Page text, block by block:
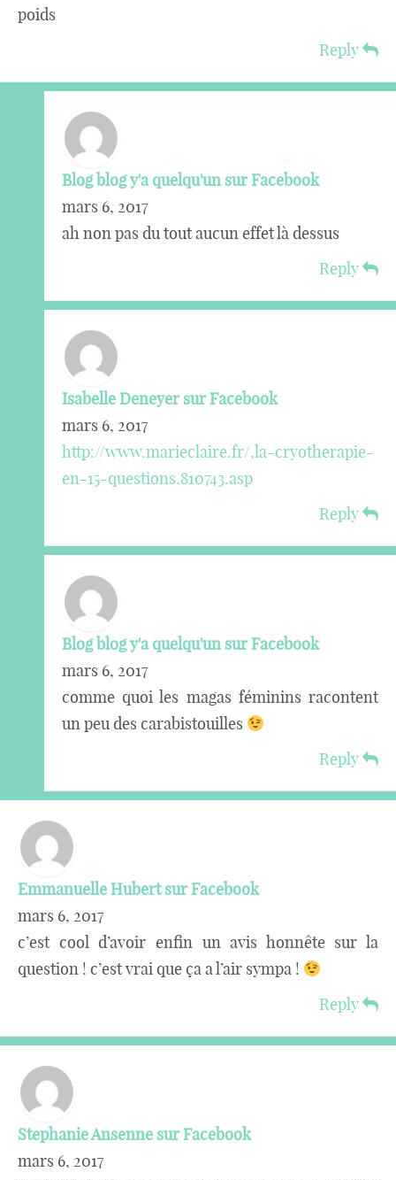
poids
Reply
Blog blog y'a quelqu'un sur Facebook
mars 6, 2017
ah non pas du tout aucun effet là dessus
Reply
Isabelle Deneyer sur Facebook
mars 6, 2017
http://www.marieclaire.fr/,la-cryotherapie-
en-15-questions,810743.asp
Reply
Blog blog y'a quelqu'un sur Facebook
mars 6, 2017
comme quoi les magas féminins racontent
un peu des carabistouilles
Reply
Emmanuelle Hubert sur Facebook
mars 6, 2017
c’est cool d’avoir enfin un avis honnête sur la
question ! c’est vrai que ça a l’air sympa !
Reply
Stephanie Ansenne sur Facebook
mars 6, 2017